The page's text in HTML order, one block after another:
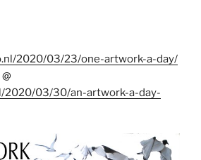
2020/03/23/one-artwork-a-day/
03/30/an-artwork-a-day-